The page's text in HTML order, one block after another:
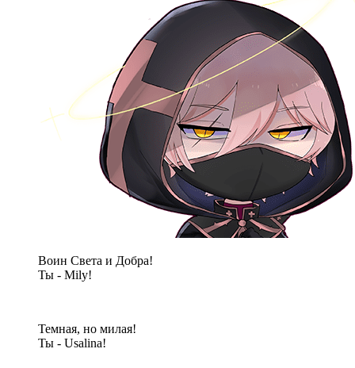
Воин Света и Добра!
Ты - Mily!
Темная, но милая!
Ты - Usalina!